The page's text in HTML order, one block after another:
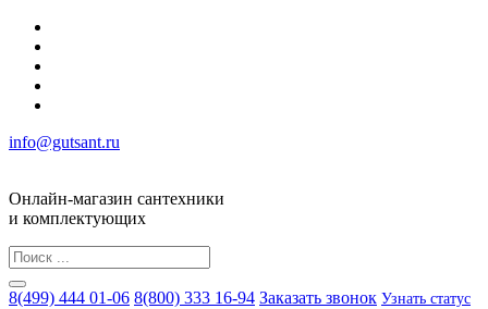
info@gutsant.ru
Онлайн-магазин сантехники
и комплектующих
8(499) 444 01-06 8(800) 333 16-94 Заказать звонок Узнать статус